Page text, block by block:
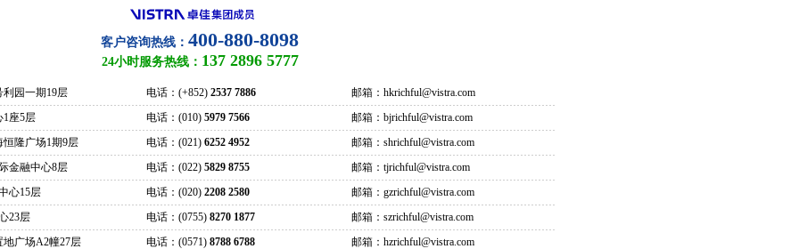
客户咨询热线： 400-880-8098
24小时服务热线： 137 2896 5777
利园一期19层 电话：(+852) 2537 7886
邮箱：hkrichful@vistra.com
1座5层 电话：(010) 5979 7566
邮箱：bjrichful@vistra.com
恒隆广场1期9层 电话：(021) 6252 4952
邮箱：shrichful@vistra.com
金融中心8层 电话：(022) 5829 8755
邮箱：tjrichful@vistra.com
心15层 电话：(020) 2208 2580
邮箱：gzrichful@vistra.com
23层 电话：(0755) 8270 1877
邮箱：szrichful@vistra.com
地广场A2幢27层 电话：(0571) 8788 6788 邮箱：hzrichful@vistra.com